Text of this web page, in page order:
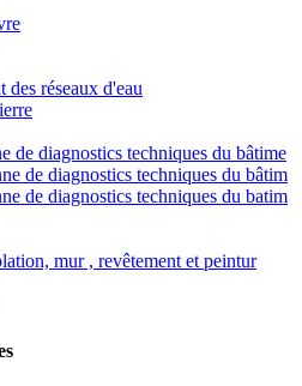
des réseaux d'eau
de diagnostics techniques du bâtime
de diagnostics techniques du bâtim
de diagnostics techniques du batim
mur , revêtement et peintur